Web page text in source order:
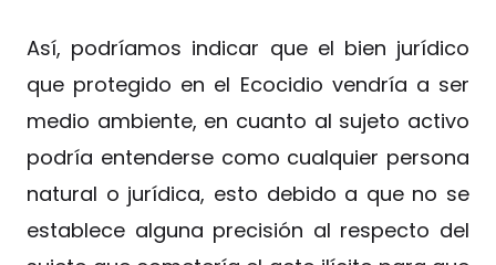
Así, podríamos indicar que el bien jurídico
que protegido en el Ecocidio vendría a ser
medio ambiente, en cuanto al sujeto activo
podría entenderse como cualquier persona
natural o jurídica, esto debido a que no se
establece alguna precisión al respecto del